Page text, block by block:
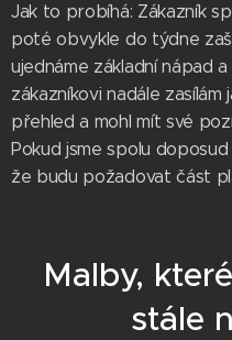
Jak to probíhá: Zákazník
poté obvykle do týdne
ujednáme základní nápad
zákazníkovi nadále
přehled a mohl mít své
Pokud jsme spolu
že budu požadovat část
Malby,
stále